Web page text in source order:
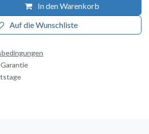
In den Warenkorb
Auf die Wunschliste